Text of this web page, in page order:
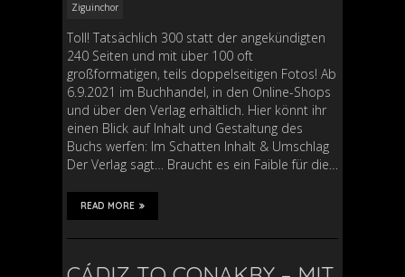
Ziguinchor
Toll! Tatsächlich 300 statt der angekündigten
240 Seiten und mit über 100 oft
großformatigen, teils doppelseitigen Fotos! Ab
6.9.2021 im Buchhandel, in den Online-Shops
und über den Verlag erhältlich. Hier könnt ihr
einen Blick auf Inhalt und Gestaltung des
Buchs werfen: Im Schatten Inhalt & Umschlag
Der Verlag sagt… Braucht es ein Faible für die…
READ MORE